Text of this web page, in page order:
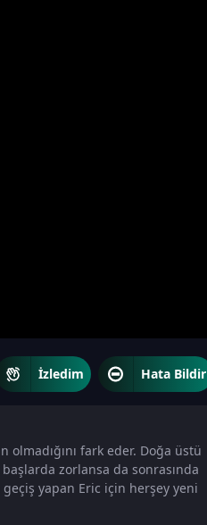
İzledim Hata Bildir
fark eder. Doğa üstü
zorlansa da sonrasında
yapan Eric için herşey yeni